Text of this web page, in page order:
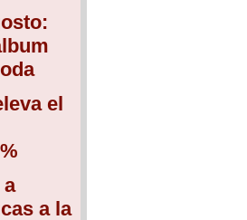
el
a
a la